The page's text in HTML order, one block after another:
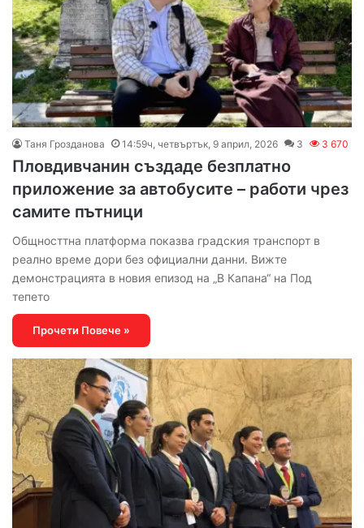
Таня Грозданова 14:59ч, четвъртък, 9 април, 2026 3 3 670
Пловдивчанин създаде безплатно
приложение за автобусите – работи чрез
самите пътници
Общносттна платформа показва градския транспорт в
реално време дори без официални данни. Вижте
демонстрацията в новия епизод на „В Капана“ на Под
тепето
Прочети Повече »